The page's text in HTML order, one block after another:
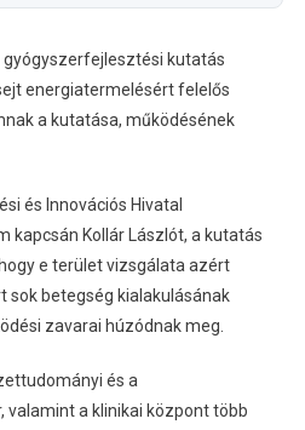
kutatás
energiatermelésért felelős
a kutatása, működésének
és Innovációs Hivatal
kapcsán Kollár Lászlót, a kutatás
e terület vizsgálata azért
sok betegség kialakulásának
zavarai húzódnak meg.
és a
a klinikai központ több